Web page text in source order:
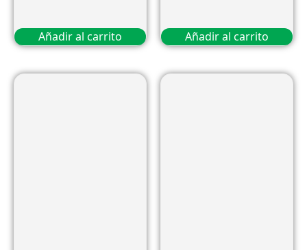
Añadir al carrito Añadir al carrito